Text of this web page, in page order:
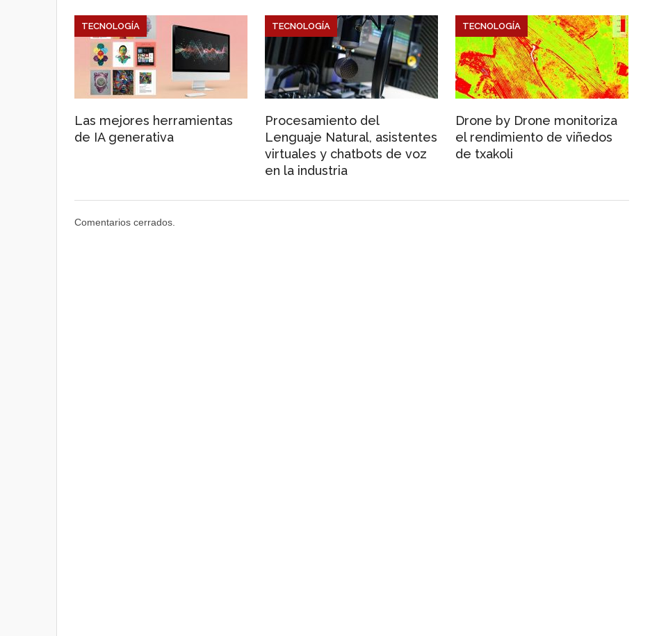
Las mejores herramientas
de IA generativa
TECNOLOGÍA
Procesamiento del
Lenguaje Natural, asistentes
virtuales y chatbots de voz
en la industria
TECNOLOGÍA
Drone by Drone monitoriza
el rendimiento de viñedos
de txakoli
TECNOLOGÍA
Comentarios cerrados.